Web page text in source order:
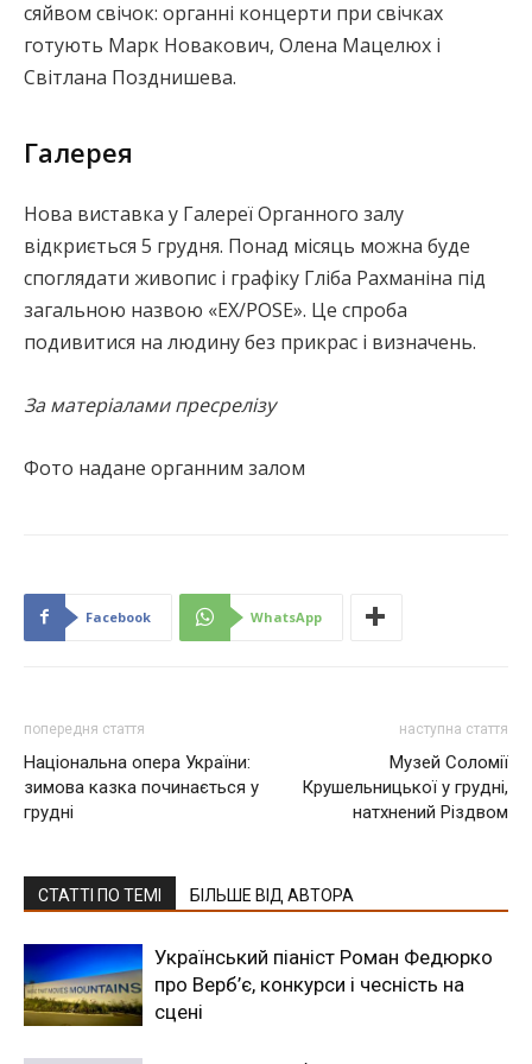
сяйвом свічок: органні концерти при свічках
готують Марк Новакович, Олена Мацелюх і
Світлана Позднишева.
Галерея
Нова виставка у Галереї Органного залу
відкриється 5 грудня. Понад місяць можна буде
споглядати живопис і графіку Гліба Рахманіна під
загальною назвою «EX/POSE». Це спроба
подивитися на людину без прикрас і визначень.
За матеріалами пресрелізу
Фото надане органним залом
Facebook WhatsApp
попередня стаття
Національна опера України:
зимова казка починається у
грудні
наступна стаття
Музей Соломії
Крушельницької у грудні,
натхнений Різдвом
СТАТТІ ПО ТЕМІ БІЛЬШЕ ВІД АВТОРА
Український піаніст Роман Федюрко
про Верб’є, конкурси і чесність на
сцені